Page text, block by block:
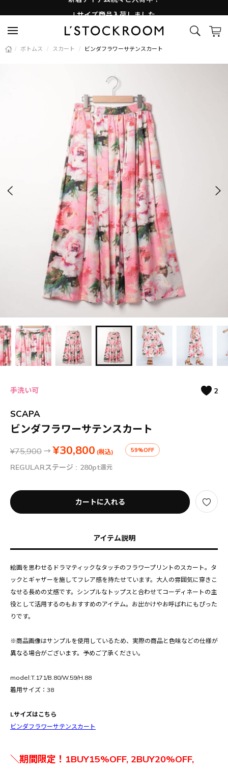
新着アイテム続々と入荷中！
/ ボトムス / スカート / ビンダフラワーサテンスカート
手洗い可 2
SCAPA
ビンダフラワーサテンスカート
¥75,900 → ¥30,800 (税込) 59%OFF
REGULARステージ : 280pt還元
カートに入れる
アイテム説明
絵画を思わせるドラマティックなタッチのフラワープリントのスカート。タ
ックとギャザーを施してフレア感を持たせています。大人の雰囲気に穿きこ
なせる長めの丈感です。シンプルなトップスと合わせてコーディネートの主
役として活用するのもおすすめのアイテム。お出かけやお呼ばれにもぴった
りです。
※商品画像はサンプルを使用しているため、実際の商品と色味などの仕様が
異なる場合がございます。予めご了承ください。
model:T.171/B.80/W.59/H.88
着用サイズ：38
Lサイズはこちら
ビンダフラワーサテンスカート
＼期間限定！1BUY15%OFF, 2BUY20%OFF,